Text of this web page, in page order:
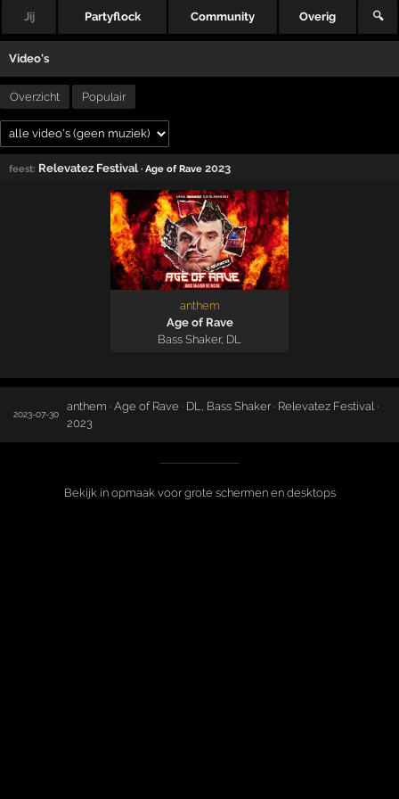
Jij Partyflock Community Overig 🔍
Video's
Overzicht Populair
feest: Relevatez Festival · Age of Rave 2023
anthem
Age of Rave
Bass Shaker, DL
2023-07-30
anthem · Age of Rave · DL, Bass Shaker · Relevatez Festival ·
2023
Bekijk in opmaak voor grote schermen en desktops